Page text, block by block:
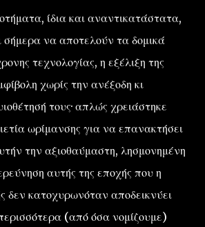
ίδια και αναντικατάστατα,
σήμερα να αποτελούν τα δομικά
τεχνολογίας, η εξέλιξη της
χωρίς την ανέξοδη κι
τους· απλώς χρειάστηκε
ωρίμανσης για να επανακτήσει
την αξιοθαύμαστη, λησμονημένη
αυτής της εποχής που η
δεν κατοχυρωνόταν αποδεικνύει
(από όσα νομίζουμε)